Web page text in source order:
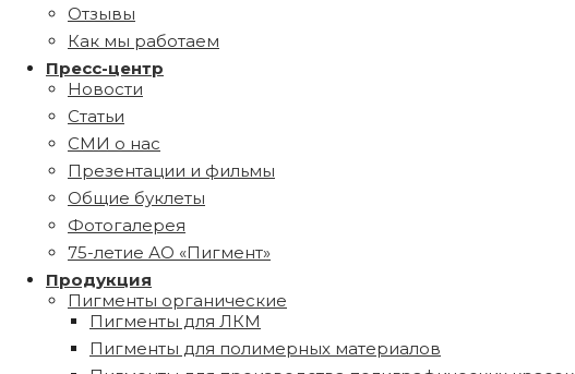
Отзывы
Как мы работаем
Пресс-центр
Новости
Статьи
СМИ о нас
Презентации и фильмы
Общие буклеты
Фотогалерея
75-летие АО «Пигмент»
Продукция
Пигменты органические
Пигменты для ЛКМ
Пигменты для полимерных материалов